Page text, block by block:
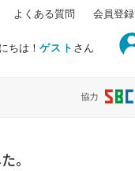
ちは！ゲスト さん
よくある質問 会員登録
。